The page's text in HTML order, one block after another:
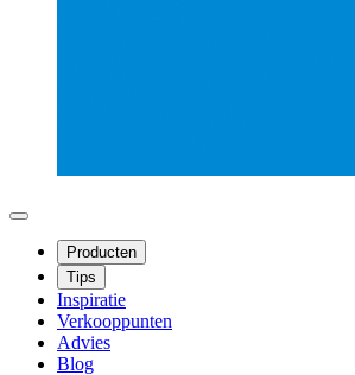
Producten
Tips
Inspiratie
Verkooppunten
Advies
Blog